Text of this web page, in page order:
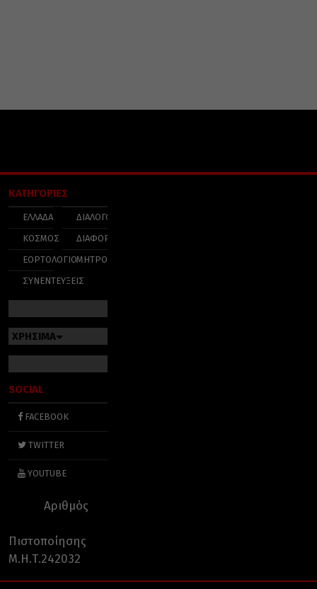
ΚΑΤΗΓΟΡΙΕΣ
ΕΛΛΑΔΑ
ΚΟΣΜΟΣ
ΕΟΡΤΟΛΟΓΙΟ
ΣΥΝΕΝΤΕΥΞΕΙΣ
ΔΙΑΛΟΓΟΣ
ΔΙΑΦΟΡΑ
ΜΗΤΡΟΠΟΛΕΙΣ
ΧΡΗΣΙΜΑ
SOCIAL
FACEBOOK
TWITTER
YOUTUBE
Αριθμός
Πιστοποίησης
Μ.Η.Τ.242032